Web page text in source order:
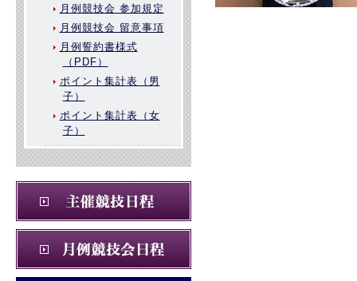
月例競技会 参加規定
月例競技会 留意事項
月例誓約書様式
（PDF）
ポイント集計表（男
子）
ポイント集計表（女
子）